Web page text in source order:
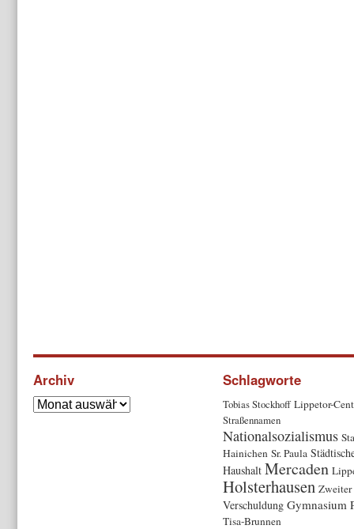
Archiv Schlagworte
Tobias Stockhoff Lippetor-
Straßennamen
Nationalsozialismus
Hainichen Sr. Paula
Haushalt Mercaden
Holsterhausen
Verschuldung Gymnasium
Tisa-Brunnen